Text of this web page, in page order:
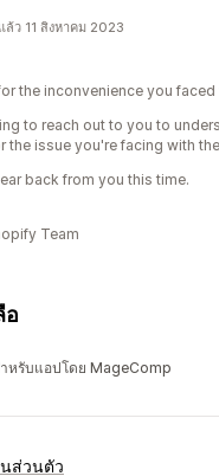
ว 11 สิงหาคม 2023
the inconvenience you faced
to reach out to you to
the issue you're facing with
back from you this time.
Team
อ
หรับแอปโดย MageComp
ส่วนตัว